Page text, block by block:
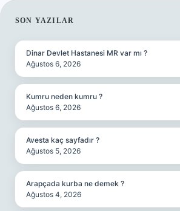
SIDEBAR
SON YAZILAR
Dinar Devlet Hastanesi MR var mı ?
Ağustos 6, 2026
Kumru neden kumru ?
Ağustos 6, 2026
Avesta kaç sayfadır ?
Ağustos 5, 2026
Arapçada kurba ne demek ?
Ağustos 4, 2026